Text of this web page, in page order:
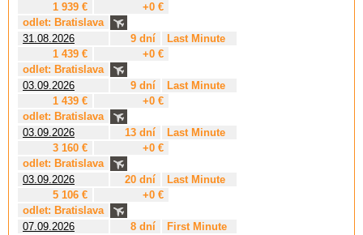
1 939 €
+0 €
odlet: Bratislava
31.08.2026
9 dní
Last Minute
1 439 €
+0 €
odlet: Bratislava
03.09.2026
9 dní
Last Minute
1 439 €
+0 €
odlet: Bratislava
03.09.2026
13 dní
Last Minute
3 160 €
+0 €
odlet: Bratislava
03.09.2026
20 dní
Last Minute
5 106 €
+0 €
odlet: Bratislava
07.09.2026
8 dní
First Minute